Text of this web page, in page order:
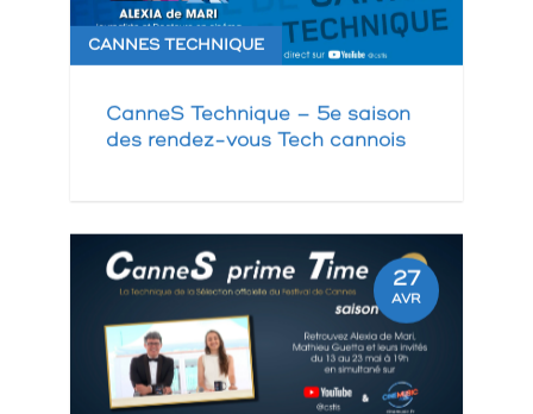
CANNES TECHNIQUE
CanneS Technique – 5e saison
des rendez-vous Tech cannois
27
AVR